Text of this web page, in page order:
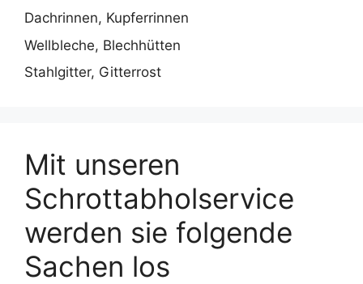
Dachrinnen, Kupferrinnen
Wellbleche, Blechhütten
Stahlgitter, Gitterrost
Mit unseren
Schrottabholservice
werden sie folgende
Sachen los